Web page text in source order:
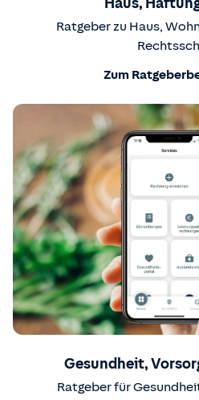
Ratgeber zu Haus,
Zum
Gesundheit,
Ratgeber für